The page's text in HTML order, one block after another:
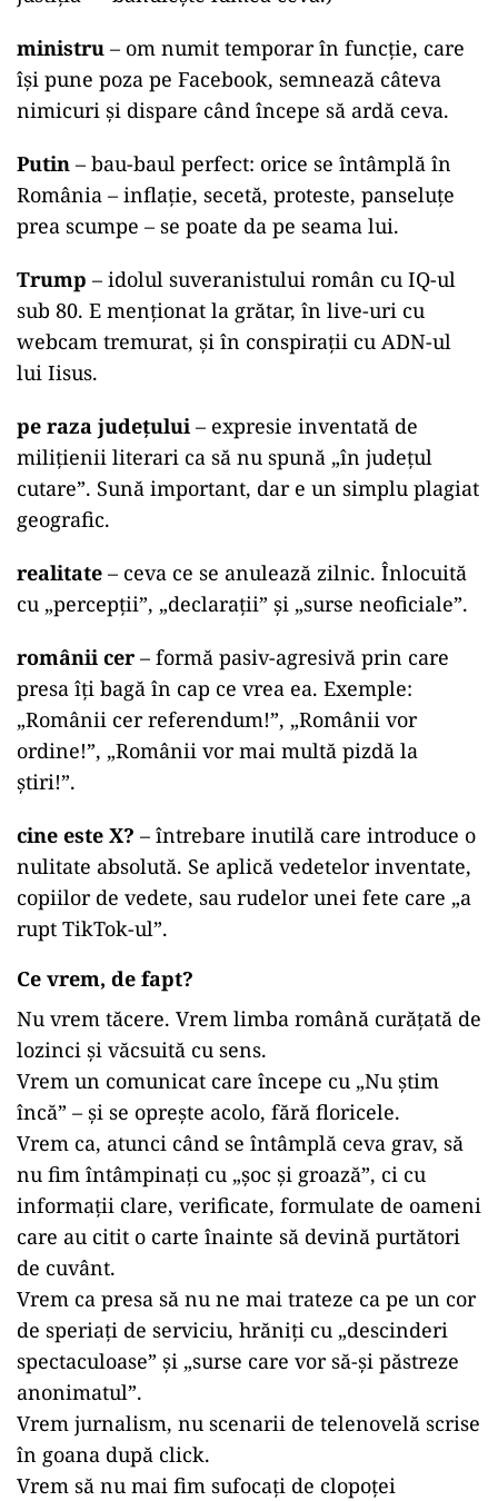
ministru – om numit temporar în funcție, care
își pune poza pe Facebook, semnează câteva
nimicuri și dispare când începe să ardă ceva.
Putin – bau-baul perfect: orice se întâmplă în
România – inflație, secetă, proteste, panseluțe
prea scumpe – se poate da pe seama lui.
Trump – idolul suveranistului român cu IQ-ul
sub 80. E menționat la grătar, în live-uri cu
webcam tremurat, și în conspirații cu ADN-ul
lui Iisus.
pe raza județului – expresie inventată de
milițienii literari ca să nu spună „în județul
cutare”. Sună important, dar e un simplu plagiat
geografic.
realitate – ceva ce se anulează zilnic. Înlocuită
cu „percepții”, „declarații” și „surse neoficiale”.
românii cer – formă pasiv-agresivă prin care
presa îți bagă în cap ce vrea ea. Exemple:
„Românii cer referendum!”, „Românii vor
ordine!”, „Românii vor mai multă pizdă la
știri!”.
cine este X? – întrebare inutilă care introduce o
nulitate absolută. Se aplică vedetelor inventate,
copiilor de vedete, sau rudelor unei fete care „a
rupt TikTok-ul”.
Ce vrem, de fapt?
Nu vrem tăcere. Vrem limba română curățată de
lozinci și văcsuită cu sens.
Vrem un comunicat care începe cu „Nu știm
încă” – și se oprește acolo, fără floricele.
Vrem ca, atunci când se întâmplă ceva grav, să
nu fim întâmpinați cu „șoc și groază”, ci cu
informații clare, verificate, formulate de oameni
care au citit o carte înainte să devină purtători
de cuvânt.
Vrem ca presa să nu ne mai trateze ca pe un cor
de speriați de serviciu, hrăniți cu „descinderi
spectaculoase” și „surse care vor să-și păstreze
anonimatul”.
Vrem jurnalism, nu scenarii de telenovelă scrise
în goana după click.
Vrem să nu mai fim sufocați de clopoței